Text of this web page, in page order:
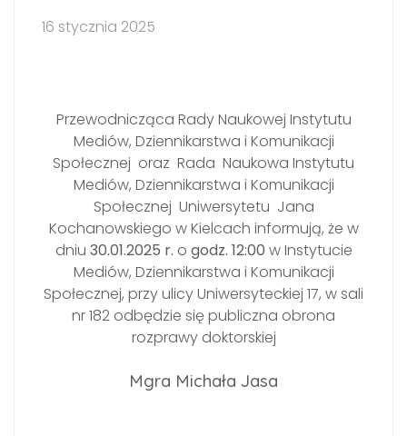
16 stycznia 2025
Przewodnicząca Rady Naukowej Instytutu
Mediów, Dziennikarstwa i Komunikacji
Społecznej oraz Rada Naukowa Instytutu
Mediów, Dziennikarstwa i Komunikacji
Społecznej Uniwersytetu Jana
Kochanowskiego w Kielcach informują, że w
dniu 30.01.2025 r. o godz. 12:00 w Instytucie
Mediów, Dziennikarstwa i Komunikacji
Społecznej, przy ulicy Uniwersyteckiej 17, w sali
nr 182 odbędzie się publiczna obrona
rozprawy doktorskiej
Mgra Michała Jasa